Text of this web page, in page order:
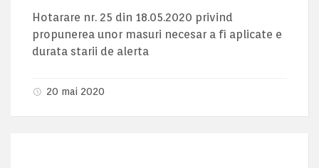
Hotarare nr. 25 din 18.05.2020 privind
propunerea unor masuri necesar a fi aplicate e
durata starii de alerta
20 mai 2020